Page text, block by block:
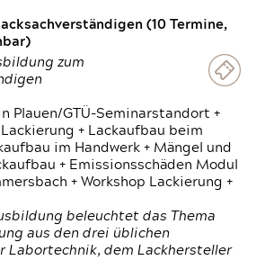
(10 Termine,
zum
Plauen/GTÜ-Seminarstandort +
+ Lackaufbau beim
im Handwerk + Mängel und
+ Emissionsschäden Modul
+ Workshop Lackierung +
beleuchtet das Thema
aus den drei üblichen
Labortechnik, dem Lackhersteller